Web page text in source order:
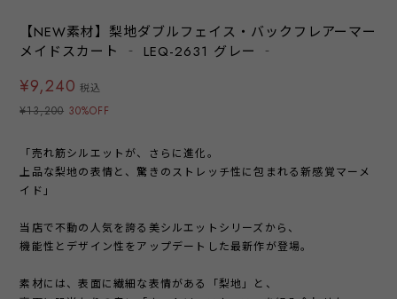
【NEW素材】梨地ダブルフェイス・バックフレアーマー
メイドスカート ‐ LEQ-2631 グレー ‐
¥9,240 税込
¥13,200 30%OFF
「売れ筋シルエットが、さらに進化。
上品な梨地の表情と、驚きのストレッチ性に包まれる新感覚マーメ
イド」
当店で不動の人気を誇る美シルエットシリーズから、
機能性とデザイン性をアップデートした最新作が登場。
素材には、表面に繊細な表情がある「梨地」と、